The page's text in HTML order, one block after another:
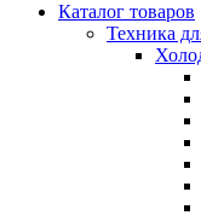
Каталог товаров
Техника